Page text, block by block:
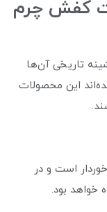
کفش چرم
تاریخی آن‌ها
این محصولات
است و در
خواهد بود.